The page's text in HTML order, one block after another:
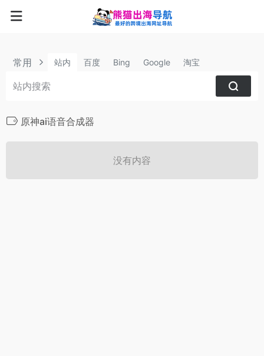
常用 站内 百度 Bing Google 淘宝
原神ai语音合成器
没有内容